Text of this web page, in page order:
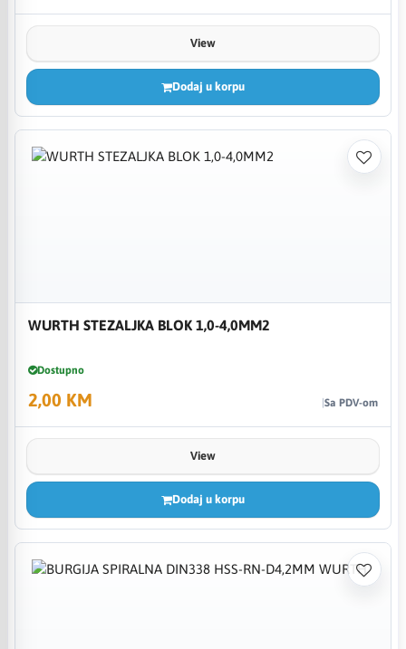
View
Dodaj u korpu
WURTH STEZALJKA BLOK 1,0-4,0MM2
Dostupno
2,00 KM Sa PDV-om
View
Dodaj u korpu